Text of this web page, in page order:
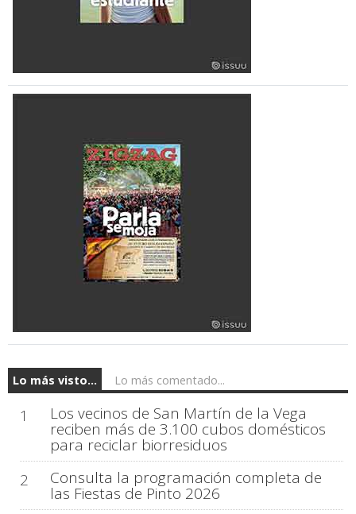
Lo más visto... Lo más comentado...
1 Los vecinos de San Martín de la Vega
reciben más de 3.100 cubos domésticos
para reciclar biorresiduos
2
Consulta la programación completa de
las Fiestas de Pinto 2026